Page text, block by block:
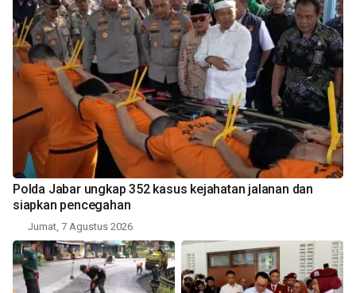
Polda Jabar ungkap 352 kasus kejahatan jalanan dan
siapkan pencegahan
Jumat, 7 Agustus 2026